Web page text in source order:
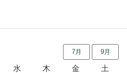
7月 9月
水 木 金 土